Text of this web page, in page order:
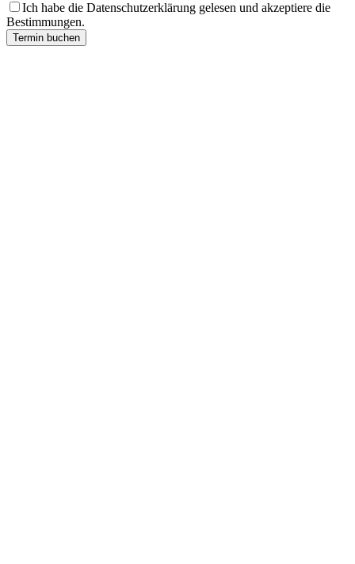
Ich habe die Datenschutzerklärung gelesen und akzeptiere die
Bestimmungen.
Termin buchen